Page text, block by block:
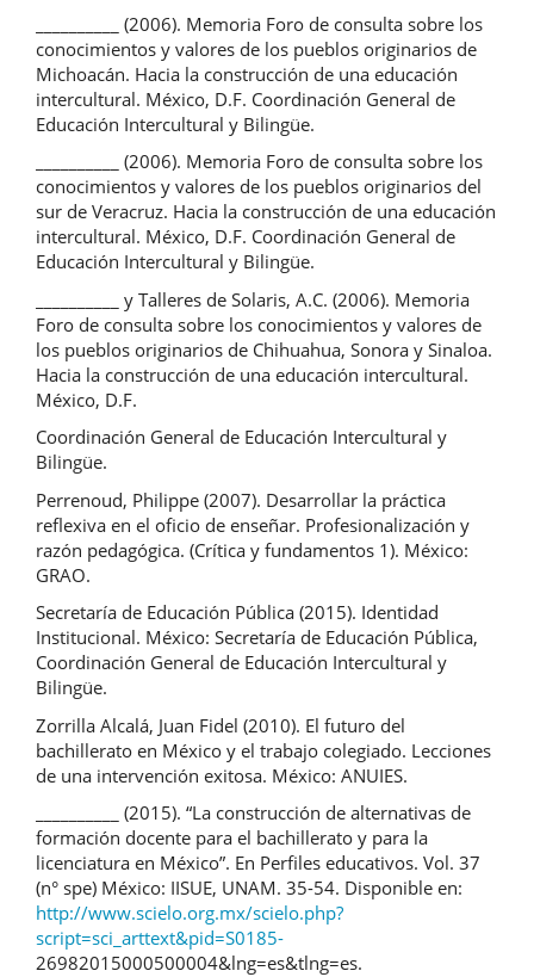
__________ (2006). Memoria Foro de consulta sobre los
conocimientos y valores de los pueblos originarios de
Michoacán. Hacia la construcción de una educación
intercultural. México, D.F. Coordinación General de
Educación Intercultural y Bilingüe.
__________ (2006). Memoria Foro de consulta sobre los
conocimientos y valores de los pueblos originarios del
sur de Veracruz. Hacia la construcción de una educación
intercultural. México, D.F. Coordinación General de
Educación Intercultural y Bilingüe.
__________ y Talleres de Solaris, A.C. (2006). Memoria
Foro de consulta sobre los conocimientos y valores de
los pueblos originarios de Chihuahua, Sonora y Sinaloa.
Hacia la construcción de una educación intercultural.
México, D.F.
Coordinación General de Educación Intercultural y
Bilingüe.
Perrenoud, Philippe (2007). Desarrollar la práctica
reflexiva en el oficio de enseñar. Profesionalización y
razón pedagógica. (Crítica y fundamentos 1). México:
GRAO.
Secretaría de Educación Pública (2015). Identidad
Institucional. México: Secretaría de Educación Pública,
Coordinación General de Educación Intercultural y
Bilingüe.
Zorrilla Alcalá, Juan Fidel (2010). El futuro del
bachillerato en México y el trabajo colegiado. Lecciones
de una intervención exitosa. México: ANUIES.
__________ (2015). “La construcción de alternativas de
formación docente para el bachillerato y para la
licenciatura en México”. En Perfiles educativos. Vol. 37
(n° spe) México: IISUE, UNAM. 35-54. Disponible en:
http://www.scielo.org.mx/scielo.php?
script=sci_arttext&pid=S0185-
26982015000500004&lng=es&tlng=es.